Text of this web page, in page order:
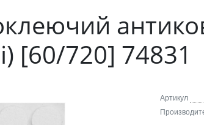
[60/720] 74831
Артикул